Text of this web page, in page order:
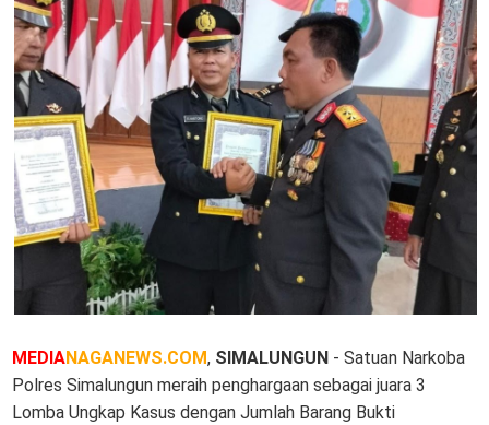
MEDIANAGANEWS.COM, SIMALUNGUN - Satuan Narkoba
Polres Simalungun meraih penghargaan sebagai juara 3
Lomba Ungkap Kasus dengan Jumlah Barang Bukti